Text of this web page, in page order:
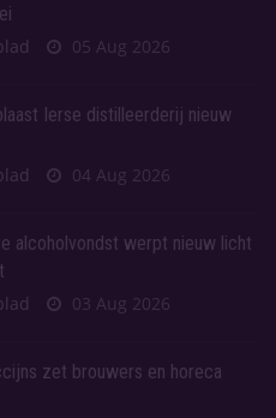
05 Aug 2026
Ierse distilleerderij nieuw
04 Aug 2026
alcoholvondst werpt nieuw licht
03 Aug 2026
zet brouwers en horeca